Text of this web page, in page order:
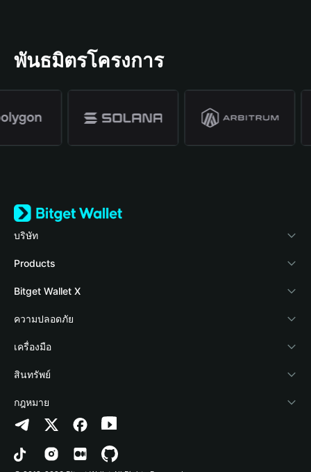
พันธมิตรโครงการ
บริษัท
เกี่ยวกับ Bitget Wallet
Blog
Academy
ข่าวสารด้านคริปโต
ศูนย์ช่วยเหลือ
ติดต่อเรา
ทรัพยากรข้อมูลของแบรนด์
อาชีพ
Products
Crypto Card
Stablecoin Earn
Payfi Crypto
Crypto Swap API
Altcoin Season Index
Prediction Markets
DApp
Bitget Wallet X
นักพัฒนา
เชื่อมต่อ Wallet
Bitget Wallet Pay
ลิสต์โปรเจกต์
ความปลอดภัย
Protection Fund
เทคโนโลยีความปลอดภัย
เครื่องมือ
ซื้อคริปโต
การตรวจจับการอนุญาต
การตรวจจับสัญญา
การโอนเป็นชุด
สินทรัพย์
Arbitrum
Avalanche
Bitcoin
กฎหมาย
นโยบายความเป็นส่วนตัว
ข้อตกลงในการใช้บริการ